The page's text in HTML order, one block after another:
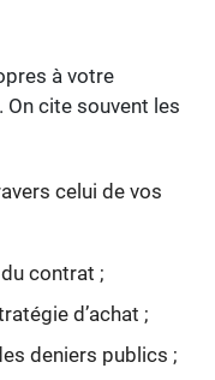
à votre
cite souvent les
celui de vos
contrat ;
d’achat ;
deniers publics ;